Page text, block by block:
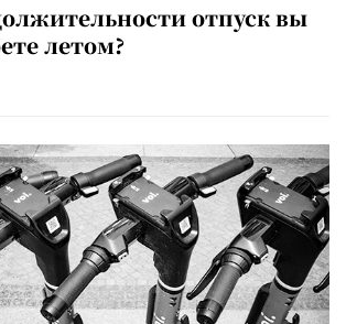
отпуск вы
летом?